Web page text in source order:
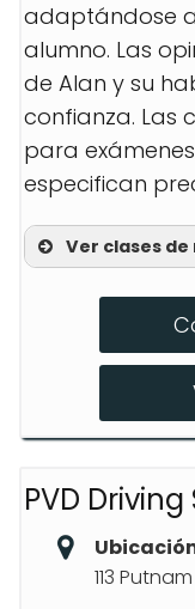
adaptándose
alumno. Las
de Alan y su
confianza. Las
para
especifican
Ver clases
Práctica
PVD
113